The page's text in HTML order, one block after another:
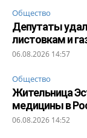
Общество
Депутаты
листовкам и
06.08.2026 14:57
Общество
Жительница
медицины в
06.08.2026 14:52